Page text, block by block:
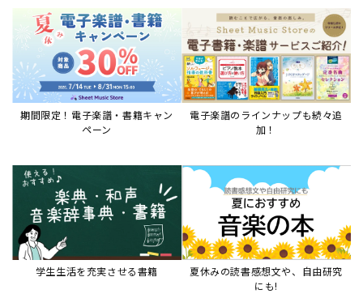
期間限定！電子楽譜・書籍キャン
ペーン
電子楽譜のラインナップも続々追
加！
学生生活を充実させる書籍
夏休みの読書感想文や、自由研究
にも!